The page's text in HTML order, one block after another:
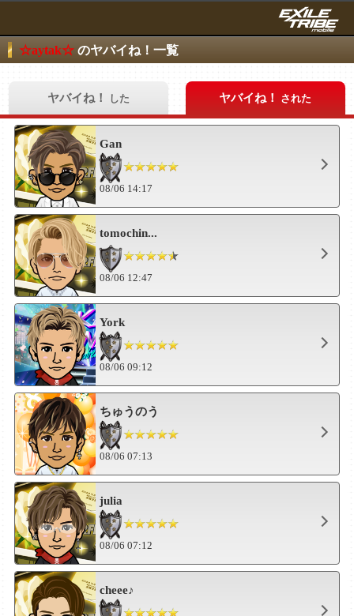
☆aytak☆ のヤバイね！一覧
ヤバイね！ した ヤバイね！ された
Gan
08/06 14:17
tomochin...
08/06 12:47
York
08/06 09:12
ちゅうのう
08/06 07:13
julia
08/06 07:12
cheee♪